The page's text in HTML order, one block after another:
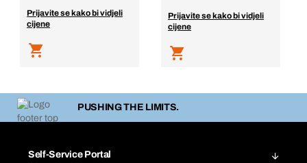
Prijavite se kako bi vidjeli
cijene
Prijavite se kako bi vidjeli
cijene
PUSHING THE LIMITS.
Self-Service Portal